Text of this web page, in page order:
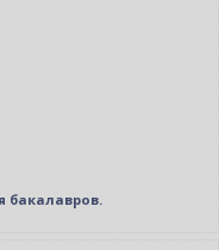
бакалавров.